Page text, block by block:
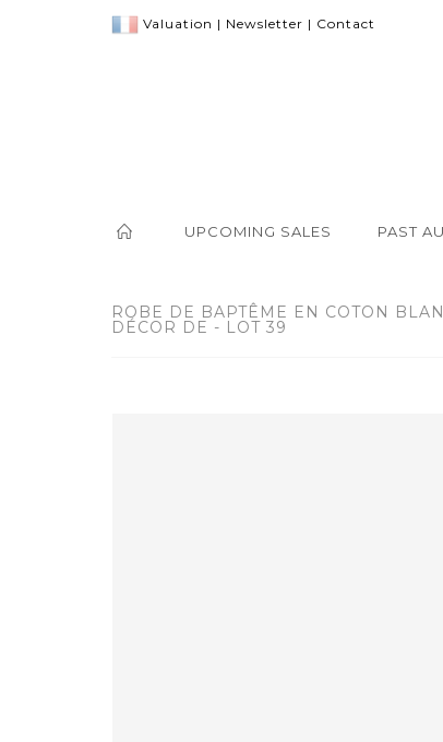
Valuation | Newsletter | Contact
UPCOMING SALES PAST
ROBE DE BAPTÊME EN COTON
DÉCOR DE - LOT 39